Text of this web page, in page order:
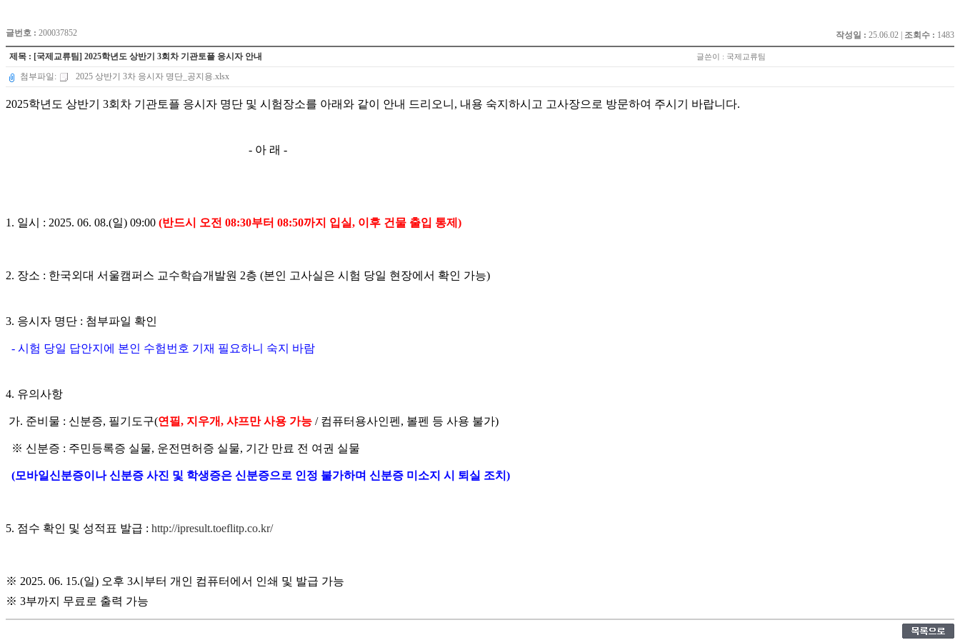
글번호 : 200037852 작성일 : 25.06.02 | 조회수 : 1483
제목 : [국제교류팀] 2025학년도 상반기 3회차 기관토플 응시자 안내 글쓴이 : 국제교류팀
첨부파일: 2025 상반기 3차 응시자 명단_공지용.xlsx
2025학년도 상반기 3회차 기관토플 응시자 명단 및 시험장소를 아래와 같이 안내 드리오니, 내용 숙지하시고 고사장으로 방문하여 주시기 바랍니다.
- 아 래 -
1. 일시 : 2025. 06. 08.(일) 09:00 (반드시 오전 08:30부터 08:50까지 입실, 이후 건물 출입 통제)
2. 장소 : 한국외대 서울캠퍼스 교수학습개발원 2층 (본인 고사실은 시험 당일 현장에서 확인 가능)
3. 응시자 명단 : 첨부파일 확인
- 시험 당일 답안지에 본인 수험번호 기재 필요하니 숙지 바람
4. 유의사항
가. 준비물 : 신분증, 필기도구(연필, 지우개, 샤프만 사용 가능 / 컴퓨터용사인펜, 볼펜 등 사용 불가)
※ 신분증 : 주민등록증 실물, 운전면허증 실물, 기간 만료 전 여권 실물
(모바일신분증이나 신분증 사진 및 학생증은 신분증으로 인정 불가하며 신분증 미소지 시 퇴실 조치)
5. 점수 확인 및 성적표 발급 : http://ipresult.toeflitp.co.kr/
※ 2025. 06. 15.(일) 오후 3시부터 개인 컴퓨터에서 인쇄 및 발급 가능
※ 3부까지 무료로 출력 가능